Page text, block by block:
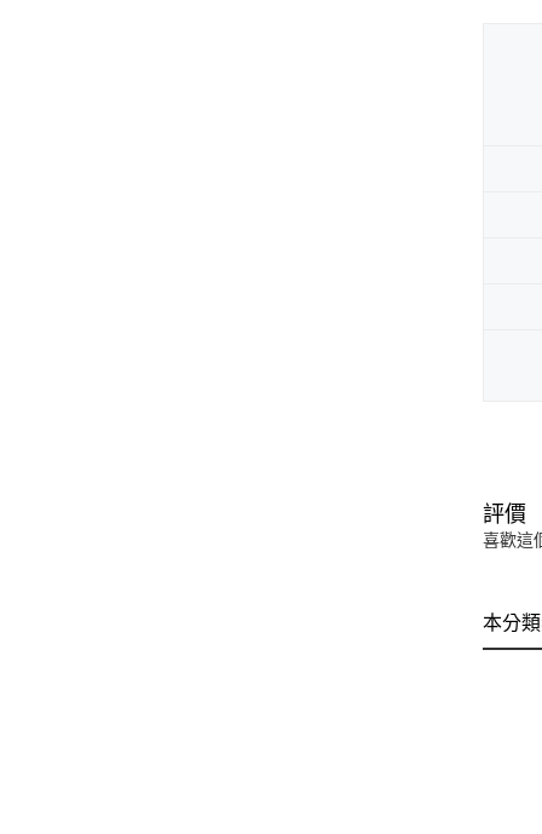
評價
喜歡這
本分